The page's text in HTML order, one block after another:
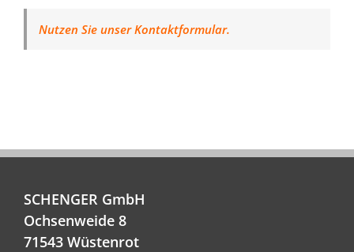
Nutzen Sie unser Kontaktformular.
SCHENGER GmbH
Ochsenweide 8
71543 Wüstenrot